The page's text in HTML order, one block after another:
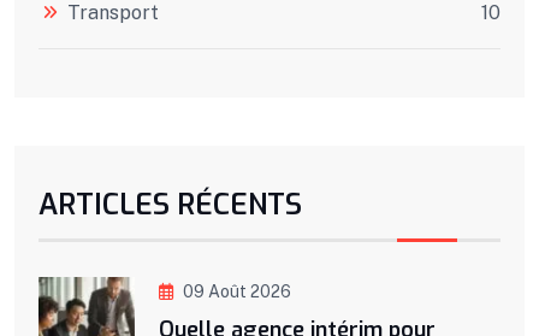
Transport 10
ARTICLES RÉCENTS
09 Août 2026